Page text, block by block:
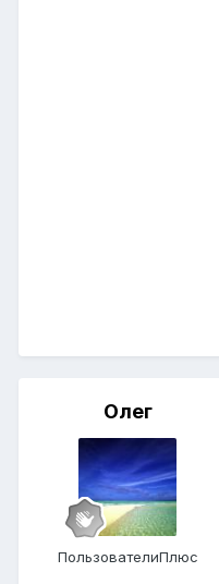
Олег
ПользователиПлюс